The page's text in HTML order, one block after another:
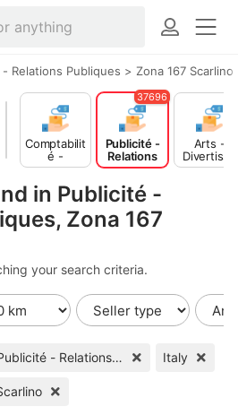
Relations Publiques > Zona 167 Scarlino
in Publicité -
Zona 167
your search criteria.
Comptabilit
é -
Finance
Publicité -
Relations
Publiques
37696
Arts -
Divertisse
ment -
Publicité - Relations Publiques Italy